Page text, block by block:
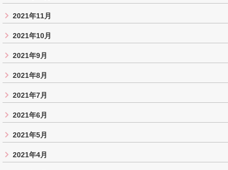
2021年11月
2021年10月
2021年9月
2021年8月
2021年7月
2021年6月
2021年5月
2021年4月